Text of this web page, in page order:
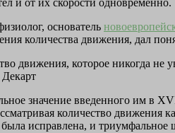
и от их скорости одновременно.
основатель
количества движения, дал
движения, которое никогда
Декарт
значение введенного им в
количество
исправлена, и триумфальное